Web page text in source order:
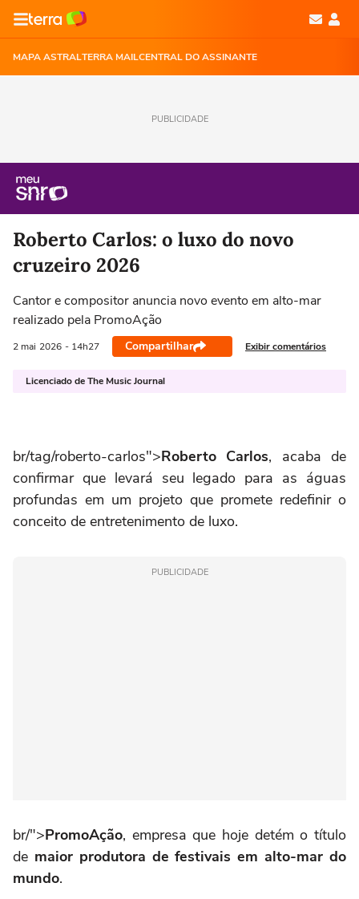
MAPA ASTRALTERRA MAILCENTRAL DO ASSINANTE
PUBLICIDADE
Roberto Carlos: o luxo do novo
cruzeiro 2026
Cantor e compositor anuncia novo evento em alto-mar
realizado pela PromoAção
2 mai 2026 - 14h27 Compartilhar Exibir comentários
Licenciado de The Music Journal
br/tag/roberto-carlos">Roberto Carlos, acaba de
confirmar que levará seu legado para as águas
profundas em um projeto que promete redefinir o
conceito de entretenimento de luxo.
PUBLICIDADE
br/">PromoAção, empresa que hoje detém o título
de maior produtora de festivais em alto-mar do
mundo.